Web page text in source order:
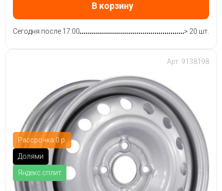
В корзину
Сегодня после 17:00 > 20 шт.
Рассрочка 0 р.
Долями
Яндекс.сплит
Арт: 9138198